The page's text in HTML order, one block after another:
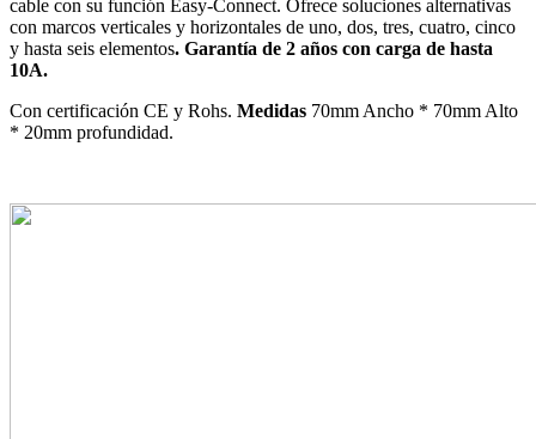
cable con su función Easy-Connect. Ofrece soluciones alternativas
con marcos verticales y horizontales de uno, dos, tres, cuatro, cinco
y hasta seis elementos. Garantía de 2 años con carga de hasta
10A.
Con certificación CE y Rohs. Medidas 70mm Ancho * 70mm Alto
* 20mm profundidad.